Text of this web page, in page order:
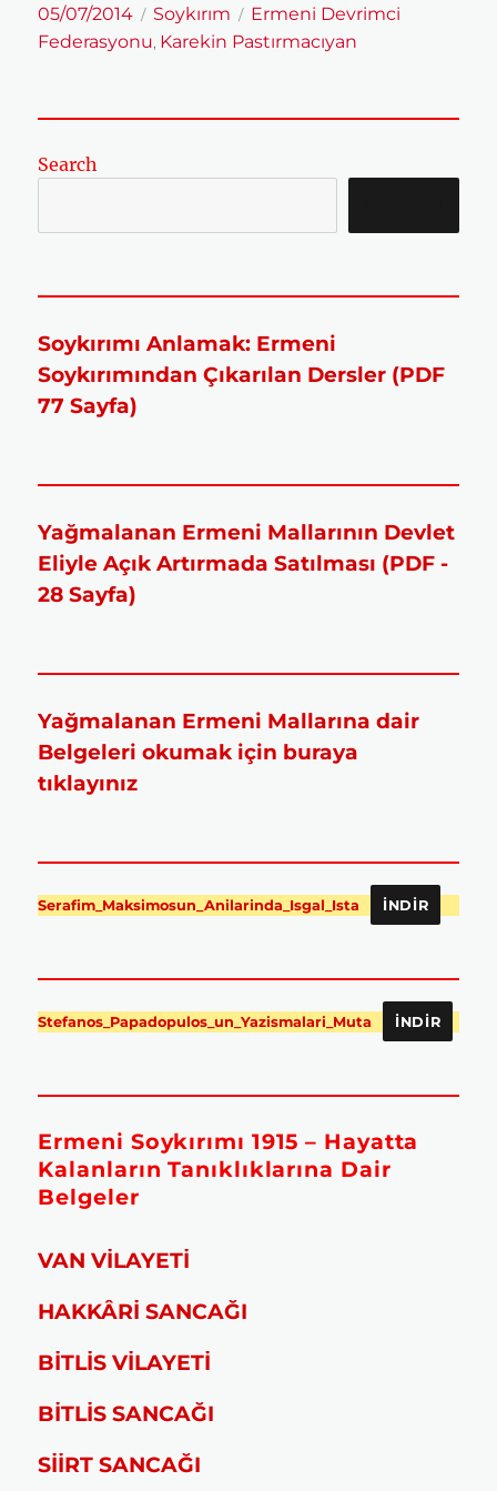
Yayın
tarihi
05/07/2014 Kategoriler
Soykırım Etiketler
Ermeni Devrimci
Federasyonu, Karekin Pastırmacıyan
Search
Soykırımı Anlamak: Ermeni
Soykırımından Çıkarılan Dersler (PDF
77 Sayfa)
Yağmalanan Ermeni Mallarının Devlet
Eliyle Açık Artırmada Satılması (PDF -
28 Sayfa)
Yağmalanan Ermeni Mallarına dair
Belgeleri okumak için buraya
tıklayınız
Serafim_Maksimosun_Anilarinda_Isgal_Ista İNDIR
Stefanos_Papadopulos_un_Yazismalari_Muta İNDIR
Ermeni Soykırımı 1915 – Hayatta
Kalanların Tanıklıklarına Dair
Belgeler
VAN VİLAYETİ
HAKKÂRİ SANCAĞI
BİTLİS VİLAYETİ
BİTLİS SANCAĞI
SİİRT SANCAĞI